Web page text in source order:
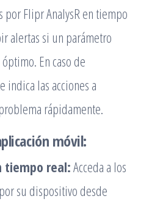
Flipr AnalysR en tiempo
alertas si un parámetro
En caso de
indica las acciones a
rápidamente.
móvil:
tiempo real:Acceda a los
su dispositivo desde